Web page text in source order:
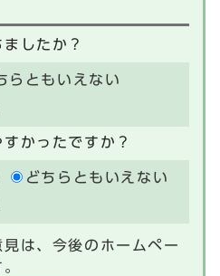
したか？
らともいえない
かったですか？
どちらともいえない
は、今後のホームペー